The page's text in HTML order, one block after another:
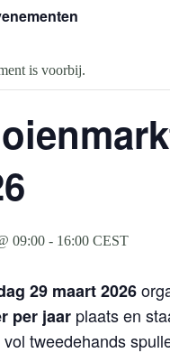
is voorbij.
09:00 - 16:00 CEST
29 maart 2026
per jaar plaats en
vol tweedehands